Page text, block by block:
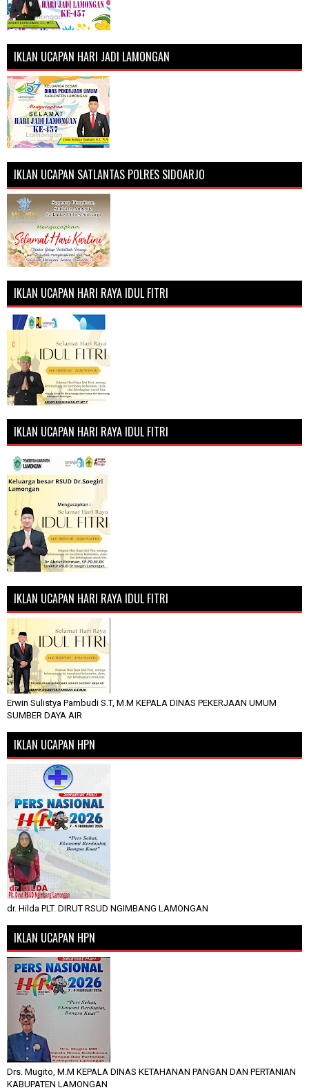
IKLAN UCAPAN HARI JADI LAMONGAN
IKLAN UCAPAN SATLANTAS POLRES SIDOARJO
IKLAN UCAPAN HARI RAYA IDUL FITRI
IKLAN UCAPAN HARI RAYA IDUL FITRI
IKLAN UCAPAN HARI RAYA IDUL FITRI
Erwin Sulistya Pambudi S.T, M.M KEPALA DINAS PEKERJAAN UMUM
SUMBER DAYA AIR
IKLAN UCAPAN HPN
dr. Hilda PLT. DIRUT RSUD NGIMBANG LAMONGAN
IKLAN UCAPAN HPN
Drs. Mugito, M.M KEPALA DINAS KETAHANAN PANGAN DAN PERTANIAN
KABUPATEN LAMONGAN